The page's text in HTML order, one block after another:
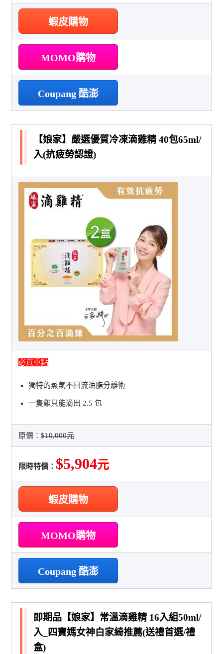
蝦皮購物
MOMO購物
Coupang 酷澎
【娘家】嚴選優質冷凍滴雞精 40包65ml/
入(抗疲勞認證)
必買重點
獨特的蒸氣不回流油脂分離術
一隻雞只能滴出 2.5 包
原價：$10,000元
限時特價： $5,904元
蝦皮購物
MOMO購物
Coupang 酷澎
即期品【娘家】常溫滴雞精 16入組50ml/
入_四寶媽女神白家綺推薦(送禮首選/禮
盒)